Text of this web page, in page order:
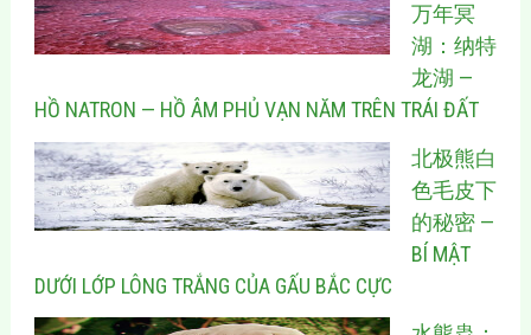
万年冥
湖：纳特
龙湖 —
HỒ NATRON — HỒ ÂM PHỦ VẠN NĂM TRÊN TRÁI ĐẤT
北极熊白
色毛皮下
的秘密 —
BÍ MẬT
DƯỚI LỚP LÔNG TRẮNG CỦA GẤU BẮC CỰC